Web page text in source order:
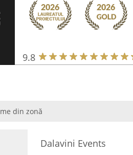
9.8
din zonă
Dalavini Events